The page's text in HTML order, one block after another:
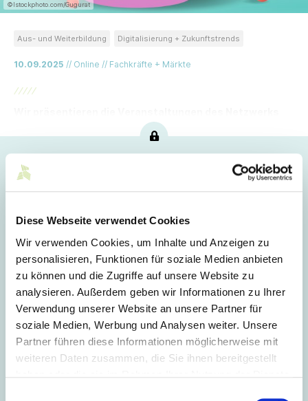
Diese Webseite verwendet Cookies
Wir verwenden Cookies, um Inhalte und Anzeigen zu
personalisieren, Funktionen für soziale Medien anbieten
zu können und die Zugriffe auf unsere Website zu
analysieren. Außerdem geben wir Informationen zu Ihrer
Verwendung unserer Website an unsere Partner für
soziale Medien, Werbung und Analysen weiter. Unsere
Partner führen diese Informationen möglicherweise mit
weiteren Daten zusammen, die Sie ihnen bereitgestellt
©Istockphoto.com/Gugurat
10.09.2025 // Online // Fachkräfte + Märkte
Aus- und Weiterbildung Digitalisierung + Zukunftstrends
von Mittelstand-Digital für den kommenden Monat.
Dieser Artikel ist nur für Mitglieder sichtbar.
Login
E-Mail
Passwort